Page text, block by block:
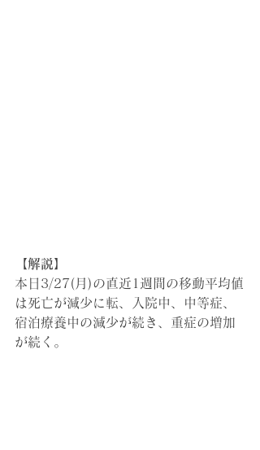
【解説】
本日3/27(月)の直近1週間の移動平均値
は死亡が減少に転、入院中、中等症、
宿泊療養中の減少が続き、重症の増加
が続く。